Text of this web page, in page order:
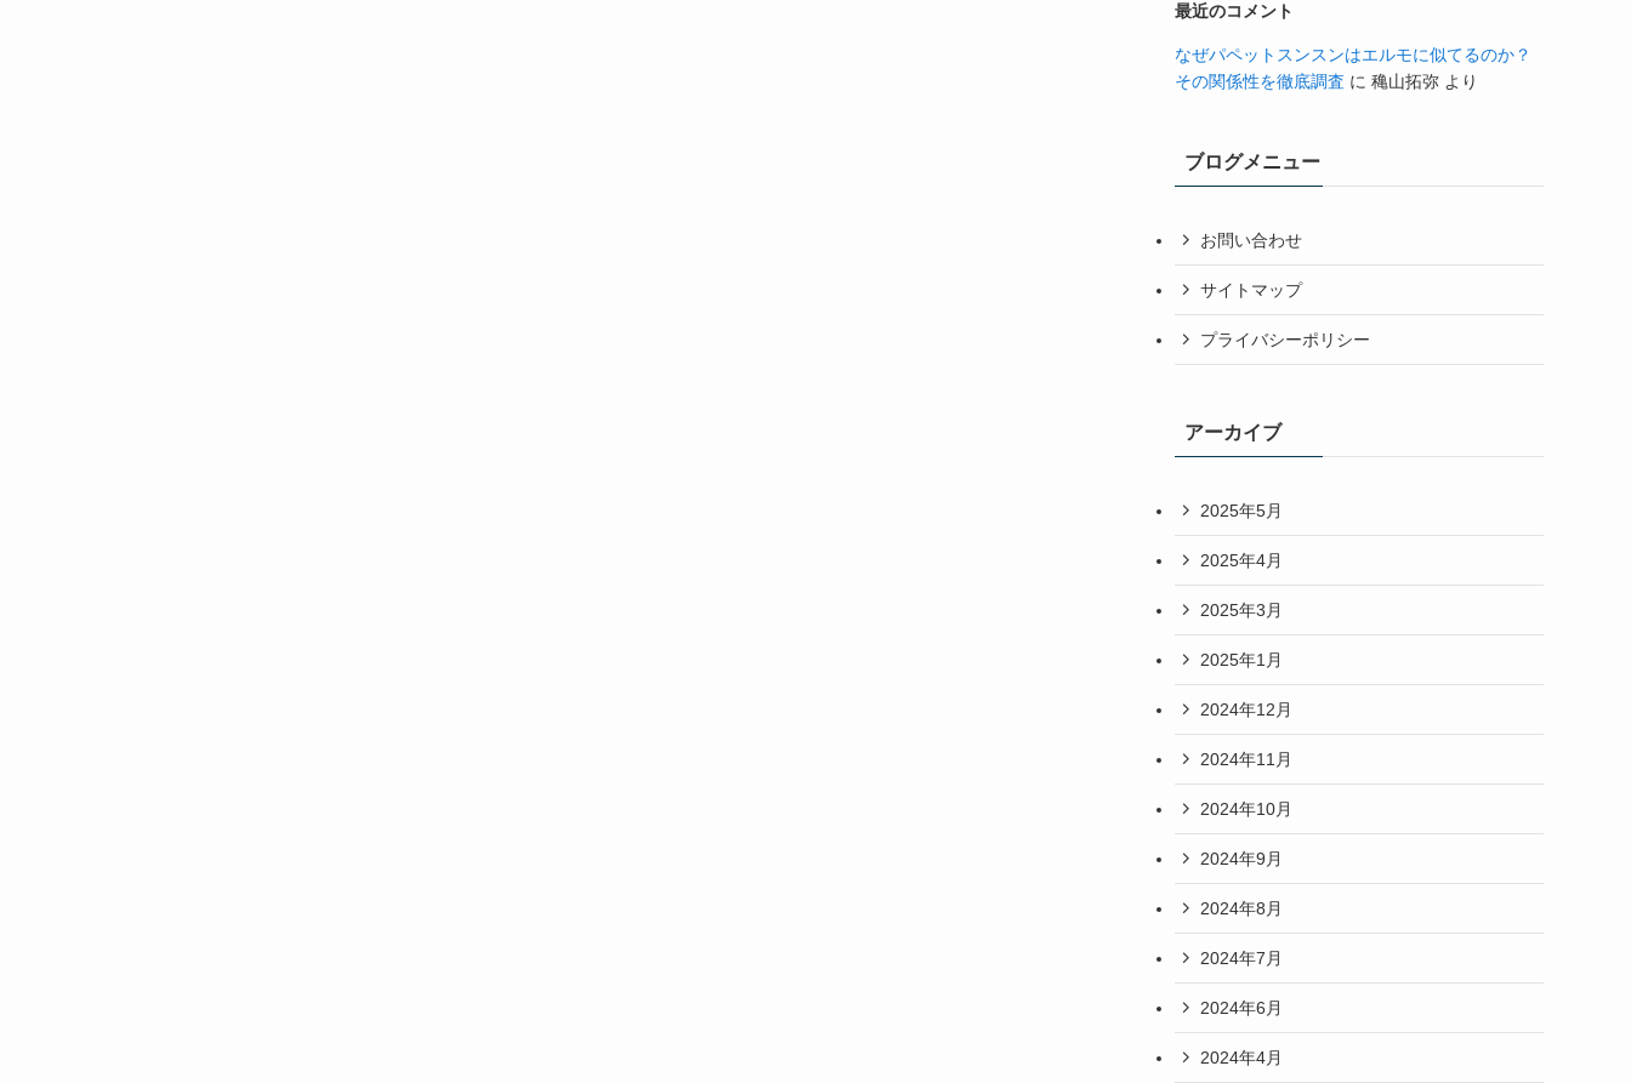
最近のコメント
なぜパペットスンスンはエルモに似てるのか？
その関係性を徹底調査 に 穐山拓弥 より
ブログメニュー
お問い合わせ
サイトマップ
プライバシーポリシー
アーカイブ
2025年5月
2025年4月
2025年3月
2025年1月
2024年12月
2024年11月
2024年10月
2024年9月
2024年8月
2024年7月
2024年6月
2024年4月